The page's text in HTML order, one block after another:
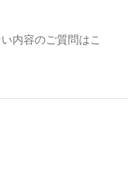
内容のご質問はこ